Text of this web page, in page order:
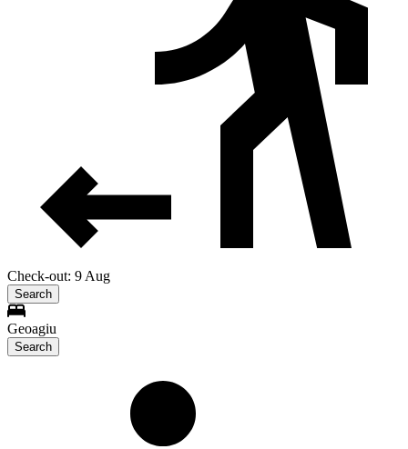
Check-out: 9 Aug
Search
Geoagiu
Search